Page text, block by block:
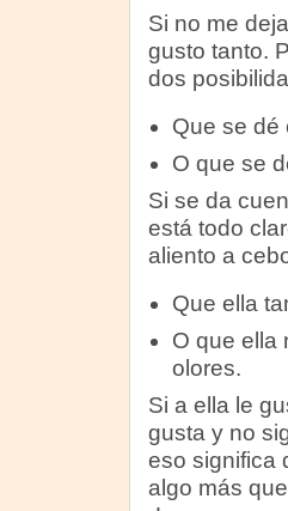
Si no me
gusto tanto.
dos
Que se dé
O que se
Si se da
está todo
aliento a
Que ella
O que ella
olores.
Si a ella le
gusta y no
eso significa
algo más